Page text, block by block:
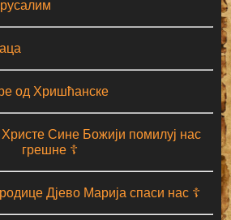
од Хришћанске
Сине Божији помилуј нас
грешне ☦
Дјево Марија спаси нас ☦